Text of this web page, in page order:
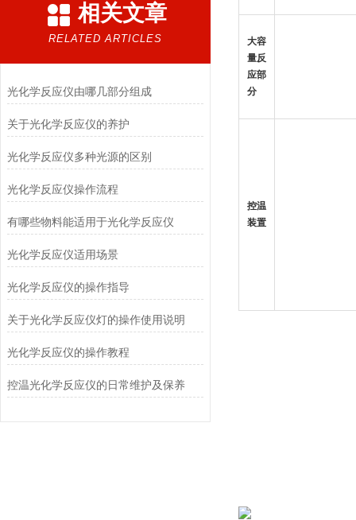
相关文章
RELATED ARTICLES
光化学反应仪由哪几部分组成
关于光化学反应仪的养护
光化学反应仪多种光源的区别
光化学反应仪操作流程
有哪些物料能适用于光化学反应仪
光化学反应仪适用场景
光化学反应仪的操作指导
关于光化学反应仪灯的操作使用说明
光化学反应仪的操作教程
控温光化学反应仪的日常维护及保养
大容
量反
应部
分
控温
装置